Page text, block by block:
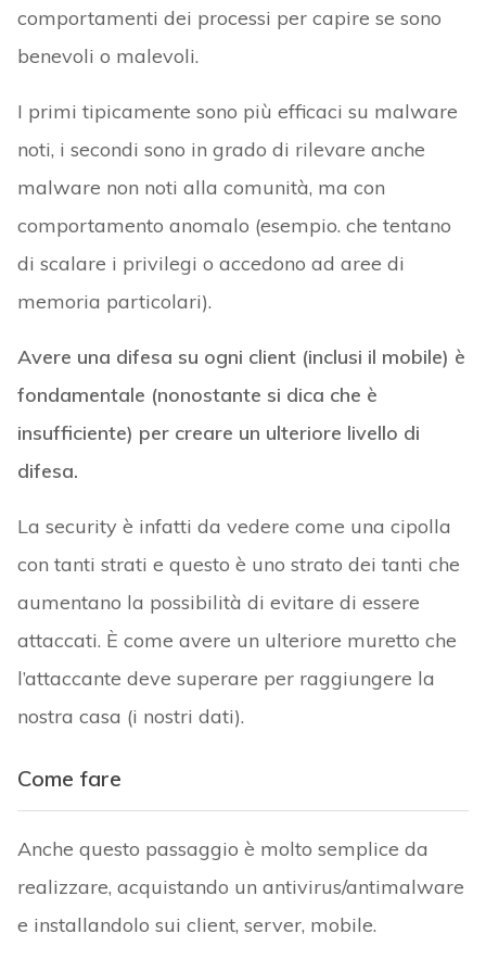
comportamenti dei processi per capire se sono
benevoli o malevoli.
I primi tipicamente sono più efficaci su malware
noti, i secondi sono in grado di rilevare anche
malware non noti alla comunità, ma con
comportamento anomalo (esempio. che tentano
di scalare i privilegi o accedono ad aree di
memoria particolari).
Avere una difesa su ogni client (inclusi il mobile) è
fondamentale (nonostante si dica che è
insufficiente) per creare un ulteriore livello di
difesa.
La security è infatti da vedere come una cipolla
con tanti strati e questo è uno strato dei tanti che
aumentano la possibilità di evitare di essere
attaccati. È come avere un ulteriore muretto che
l’attaccante deve superare per raggiungere la
nostra casa (i nostri dati).
Come fare
Anche questo passaggio è molto semplice da
realizzare, acquistando un antivirus/antimalware
e installandolo sui client, server, mobile.